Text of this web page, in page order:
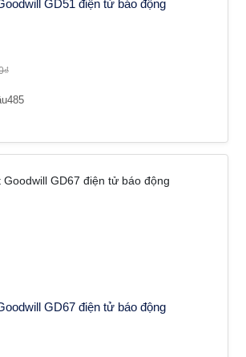
GD51 điện tử báo động
GD67 điện tử báo động